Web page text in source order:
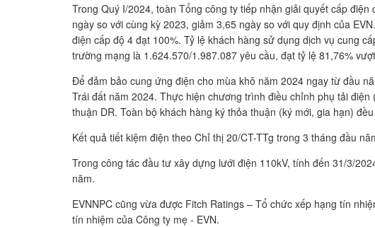
Trong Quý I/2024, toàn Tổng công ty tiếp nhận giải quyết cấp
ngày so với cùng kỳ 2023, giảm 3,65 ngày so với quy định của
điện cấp độ 4 đạt 100%. Tỷ lệ khách hàng sử dụng dịch vụ cung
trường mạng là 1.624.570/1.987.087 yêu cầu, đạt tỷ lệ 81,76%
Để đảm bảo cung ứng điện cho mùa khô năm 2024 ngay từ đầu
Trái đất năm 2024. Thực hiện chương trình điều chỉnh phụ tải
thuận DR. Toàn bộ khách hàng ký thỏa thuận (ký mới, gia hạn)
Kết quả tiết kiệm điện theo Chỉ thị 20/CT-TTg trong 3 tháng đầu
Trong công tác đầu tư xây dựng lưới điện 110kV, tính đến 31/3/
năm.
EVNNPC cũng vừa được Fitch Ratings – Tổ chức xếp hạng tín
tín nhiệm của Công ty mẹ - EVN.